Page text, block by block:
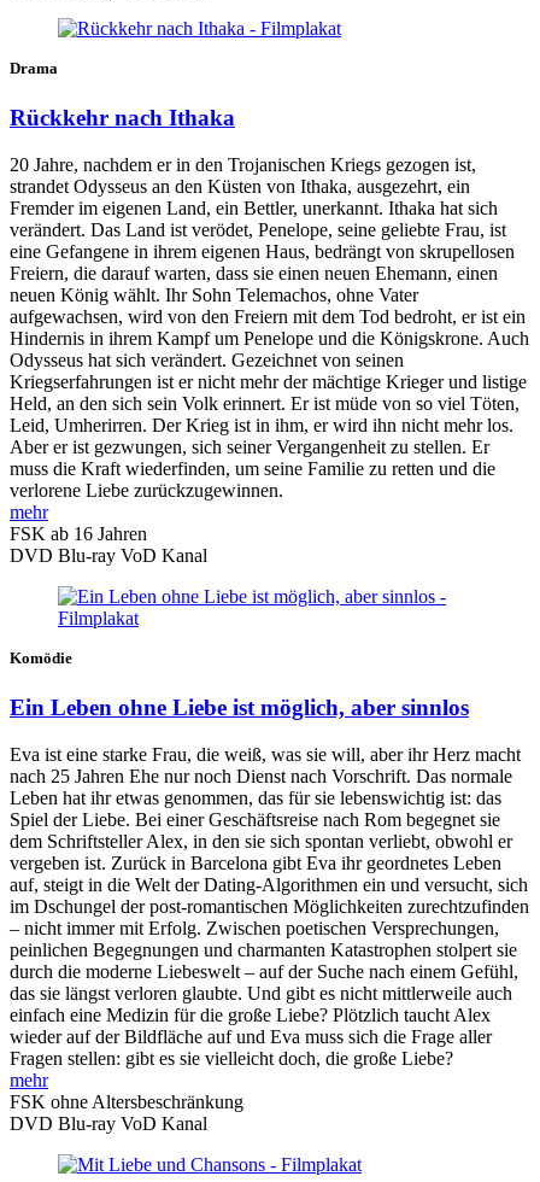
Drama
Rückkehr nach Ithaka
20 Jahre, nachdem er in den Trojanischen Kriegs gezogen ist,
strandet Odysseus an den Küsten von Ithaka, ausgezehrt, ein
Fremder im eigenen Land, ein Bettler, unerkannt. Ithaka hat sich
verändert. Das Land ist verödet, Penelope, seine geliebte Frau, ist
eine Gefangene in ihrem eigenen Haus, bedrängt von skrupellosen
Freiern, die darauf warten, dass sie einen neuen Ehemann, einen
neuen König wählt. Ihr Sohn Telemachos, ohne Vater
aufgewachsen, wird von den Freiern mit dem Tod bedroht, er ist ein
Hindernis in ihrem Kampf um Penelope und die Königskrone. Auch
Odysseus hat sich verändert. Gezeichnet von seinen
Kriegserfahrungen ist er nicht mehr der mächtige Krieger und listige
Held, an den sich sein Volk erinnert. Er ist müde von so viel Töten,
Leid, Umherirren. Der Krieg ist in ihm, er wird ihn nicht mehr los.
Aber er ist gezwungen, sich seiner Vergangenheit zu stellen. Er
muss die Kraft wiederfinden, um seine Familie zu retten und die
verlorene Liebe zurückzugewinnen.
mehr
FSK ab 16 Jahren
DVD Blu-ray VoD Kanal
Komödie
Ein Leben ohne Liebe ist möglich, aber sinnlos
Eva ist eine starke Frau, die weiß, was sie will, aber ihr Herz macht
nach 25 Jahren Ehe nur noch Dienst nach Vorschrift. Das normale
Leben hat ihr etwas genommen, das für sie lebenswichtig ist: das
Spiel der Liebe. Bei einer Geschäftsreise nach Rom begegnet sie
dem Schriftsteller Alex, in den sie sich spontan verliebt, obwohl er
vergeben ist. Zurück in Barcelona gibt Eva ihr geordnetes Leben
auf, steigt in die Welt der Dating-Algorithmen ein und versucht, sich
im Dschungel der post-romantischen Möglichkeiten zurechtzufinden
– nicht immer mit Erfolg. Zwischen poetischen Versprechungen,
peinlichen Begegnungen und charmanten Katastrophen stolpert sie
durch die moderne Liebeswelt – auf der Suche nach einem Gefühl,
das sie längst verloren glaubte. Und gibt es nicht mittlerweile auch
einfach eine Medizin für die große Liebe? Plötzlich taucht Alex
wieder auf der Bildfläche auf und Eva muss sich die Frage aller
Fragen stellen: gibt es sie vielleicht doch, die große Liebe?
mehr
FSK ohne Altersbeschränkung
DVD Blu-ray VoD Kanal